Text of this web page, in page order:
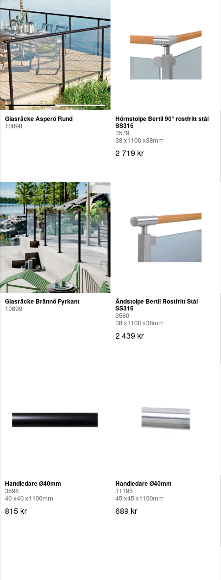
Glasräcke Asperö Rund
10898
Hörnstolpe Bertil 90° rostfritt stål
SS316
3579
38 1100 38mm
2 719 kr
Glasräcke Brännö Fyrkant
10899
Ändstolpe Bertil Rostfritt Stål
SS316
3580
38 1100 38mm
2 439 kr
Handledare Ø40mm
3598
40 40 1100mm
815 kr
Handledare Ø40mm
11195
45 45 1100mm
689 kr